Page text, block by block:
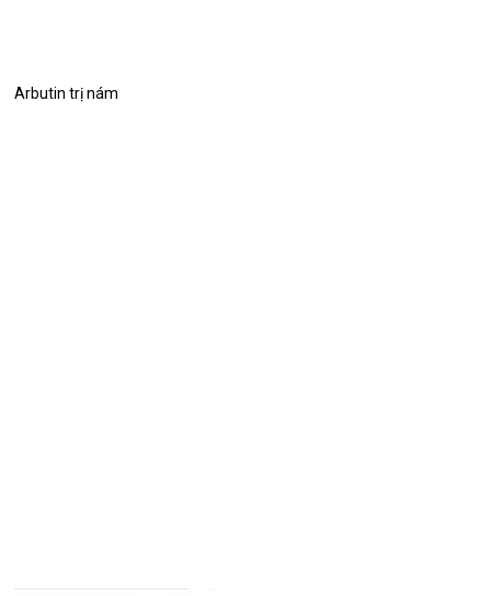
Arbutin trị nám